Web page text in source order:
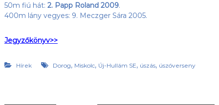
50m fiú hát: 2. Papp Roland 2009.
400m lány vegyes: 9. Meczger Sára 2005.
Jegyzőkönyv>>
Hírek Dorog, Miskolc, Új-Hullám SE, úszás, úszóverseny